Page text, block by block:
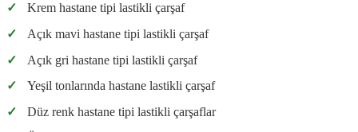
✓
Krem hastane tipi lastikli çarşaf
✓
Açık mavi hastane tipi lastikli çarşaf
✓
Açık gri hastane tipi lastikli çarşaf
✓
Yeşil tonlarında hastane lastikli çarşaf
✓
Düz renk hastane tipi lastikli çarşaflar